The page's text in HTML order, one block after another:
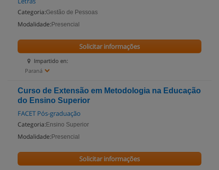
Categoria:Gestão de Pessoas
Modalidade: Presencial
Impartido en:
Paraná
Solicitar informações
Curso de Extensão em Metodologia na Educação
do Ensino Superior
FACET Pós-graduação
Categoria: Ensino Superior
Modalidade: Presencial
Solicitar informações